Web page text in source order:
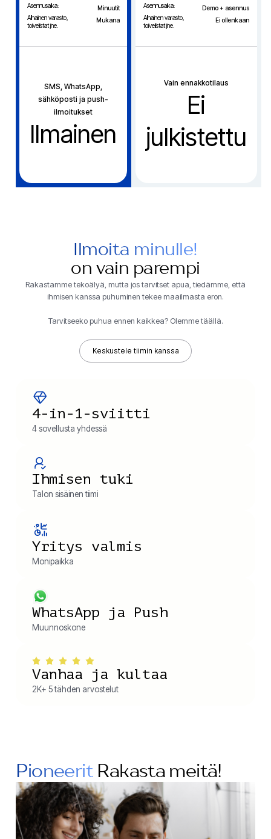
Asennusaika:
Minuutit
Alhainen varasto,
toivelistat jne.
Mukana
SMS, WhatsApp,
sähköposti ja push-
ilmoitukset
Ilmainen
Asennusaika:
Demo + asennus
Alhainen varasto,
toivelistat jne.
Ei ollenkaan
Vain ennakkotilaus
Ei
julkistettu
Ilmoita minulle!
on vain parempi
Rakastamme tekoälyä, mutta jos tarvitset apua, tiedämme, että
ihmisen kanssa puhuminen tekee maailmasta eron.
Tarvitseeko puhua ennen kaikkea? Olemme täällä.
Keskustele tiimin kanssa
4-in-1-sviitti
4 sovellusta yhdessä
Ihmisen tuki
Talon sisäinen tiimi
Yritys valmis
Monipaikka
WhatsApp ja Push
Muunnoskone
Vanhaa ja kultaa
2K+ 5 tähden arvostelut
Pioneerit Rakasta meitä!